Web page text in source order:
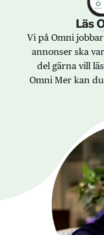
Läs
Vi på Omni
annonser ska
del gärna vill
Omni Mer kan